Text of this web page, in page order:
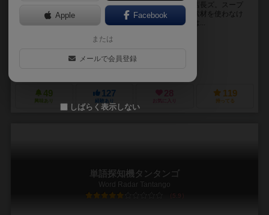
我々は素材を集めて最高のスープを作るこだわり頑固店長ズ。スープ
の味は素材の質で決まる。ただし質が良くても流行の素材を使わなけ
れば売れない。さらに流行の素材であっても入れ過ぎは...
フジカワ ユウト（Yuto Fujikawa）
49
興味あり
127
経験あり お気に入り
119
持ってる
単語探知機タンタンゴ
Word Radar Tantango
5.9
Apple Facebook
または
メールで会員登録
しばらく表示しない